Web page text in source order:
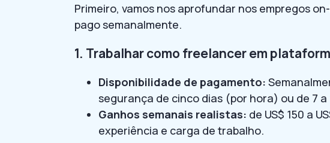
Primeiro, vamos nos aprofundar nos empregos
pago semanalmente.
1. Trabalhar como freelancer em
Disponibilidade de pagamento:
segurança de cinco dias (por hora) ou de 7
Ganhos semanais realistas: de US$ 150 a
experiência e carga de trabalho.